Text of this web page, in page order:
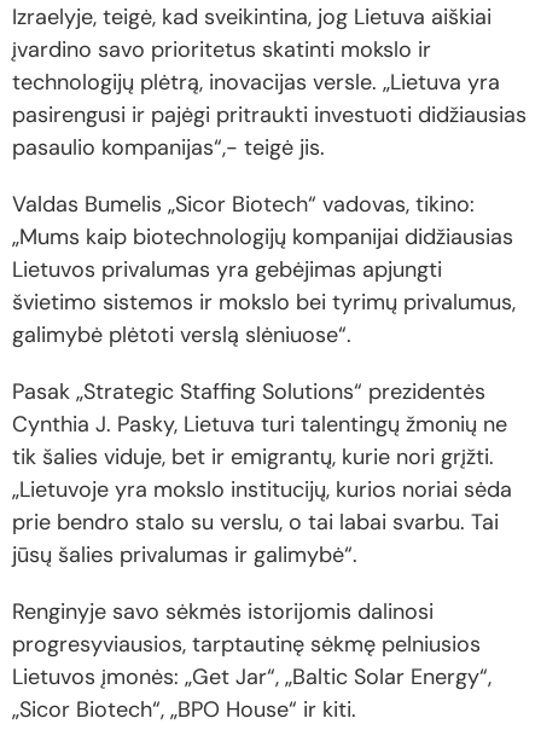
Izraelyje, teigė, kad sveikintina, jog Lietuva aiškiai
įvardino savo prioritetus skatinti mokslo ir
technologijų plėtrą, inovacijas versle. „Lietuva yra
pasirengusi ir pajėgi pritraukti investuoti didžiausias
pasaulio kompanijas“,- teigė jis.
Valdas Bumelis „Sicor Biotech“ vadovas, tikino:
„Mums kaip biotechnologijų kompanijai didžiausias
Lietuvos privalumas yra gebėjimas apjungti
švietimo sistemos ir mokslo bei tyrimų privalumus,
galimybė plėtoti verslą slėniuose“.
Pasak „Strategic Staffing Solutions“ prezidentės
Cynthia J. Pasky, Lietuva turi talentingų žmonių ne
tik šalies viduje, bet ir emigrantų, kurie nori grįžti.
„Lietuvoje yra mokslo institucijų, kurios noriai sėda
prie bendro stalo su verslu, o tai labai svarbu. Tai
jūsų šalies privalumas ir galimybė“.
Renginyje savo sėkmės istorijomis dalinosi
progresyviausios, tarptautinę sėkmę pelniusios
Lietuvos įmonės: „Get Jar“, „Baltic Solar Energy“,
„Sicor Biotech“, „BPO House“ ir kiti.